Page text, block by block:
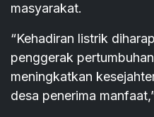
masyarakat.
“Kehadiran listrik
penggerak
meningkatkan
desa penerima